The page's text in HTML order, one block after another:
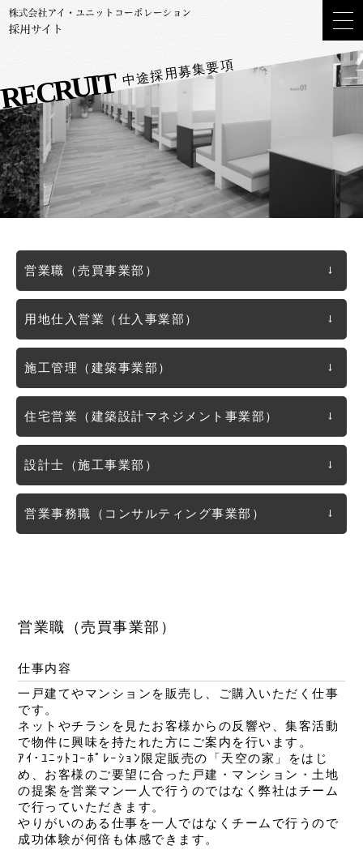
中途採用募集要項
営業職 （売買事業部） →
用地仕入営業 （仕入事業部） →
施工管理 （建築事業部） →
住宅営業 （建築設計マネジメント事業部） →
設計士 （施工事業部） →
営業事務職 （コンサルティング事業部） →
営業職（売買事業部）
仕事内容
一戸建てやマンションを販売し、ご購入いただく仕事
です。
ネットやチラシを見たお客様からの反響や、集客活動
で物件に興味を持たれた方にご案内を行います。
ｱｲ･ﾕﾆｯﾄｺｰﾎﾟﾚｰｼｮﾝ限定販売の「天空の家」をはじ
め、お客様のご要望に合った戸建・マンション・土地
の提案を営業マン一人で行うのではなく弊社はチーム
で行っていただきます。
やりがいのある仕事を一人ではなくチームで行うので
成功体験が何倍も体感できます。